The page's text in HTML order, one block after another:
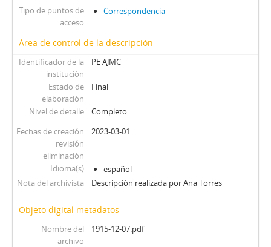
Tipo de puntos de
acceso
Correspondencia
Área de control de la descripción
Identificador de la
institución
PE AJMC
Estado de
elaboración
Final
Nivel de detalle
Completo
Fechas de creación
revisión
eliminación
2023-03-01
Idioma(s)
español
Nota del archivista
Descripción realizada por Ana Torres
Objeto digital metadatos
Nombre del
archivo
1915-12-07.pdf